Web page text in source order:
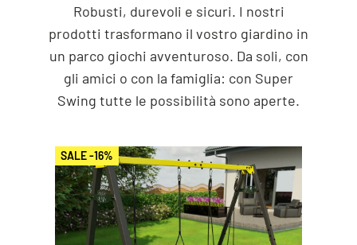
Robusti, durevoli e sicuri. I nostri
prodotti trasformano il vostro giardino in
un parco giochi avventuroso. Da soli, con
gli amici o con la famiglia: con Super
Swing tutte le possibilità sono aperte.
SALE -16%